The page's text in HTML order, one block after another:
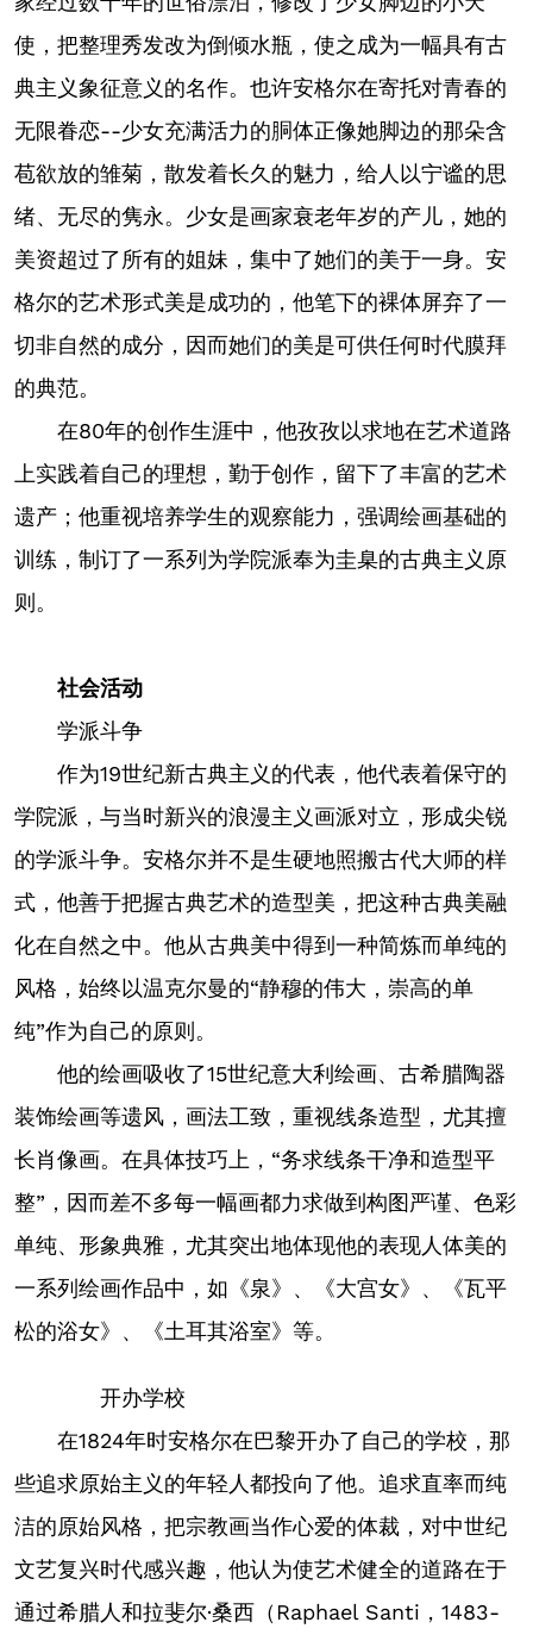
使，把整理秀发改为倒倾水瓶，使之成为一幅具有古
典主义象征意义的名作。也许安格尔在寄托对青春的
无限眷恋--少女充满活力的胴体正像她脚边的那朵含
苞欲放的雏菊，散发着长久的魅力，给人以宁谧的思
绪、无尽的隽永。少女是画家衰老年岁的产儿，她的
美资超过了所有的姐妹，集中了她们的美于一身。安
格尔的艺术形式美是成功的，他笔下的裸体屏弃了一
切非自然的成分，因而她们的美是可供任何时代膜拜
的典范。
在80年的创作生涯中，他孜孜以求地在艺术道路
上实践着自己的理想，勤于创作，留下了丰富的艺术
遗产；他重视培养学生的观察能力，强调绘画基础的
训练，制订了一系列为学院派奉为圭臬的古典主义原
则。
社会活动
学派斗争
作为19世纪新古典主义的代表，他代表着保守的
学院派，与当时新兴的浪漫主义画派对立，形成尖锐
的学派斗争。安格尔并不是生硬地照搬古代大师的样
式，他善于把握古典艺术的造型美，把这种古典美融
化在自然之中。他从古典美中得到一种简炼而单纯的
风格，始终以温克尔曼的“静穆的伟大，崇高的单
纯”作为自己的原则。
他的绘画吸收了15世纪意大利绘画、古希腊陶器
装饰绘画等遗风，画法工致，重视线条造型，尤其擅
长肖像画。在具体技巧上，“务求线条干净和造型平
整”，因而差不多每一幅画都力求做到构图严谨、色彩
单纯、形象典雅，尤其突出地体现他的表现人体美的
一系列绘画作品中，如《泉》、《大宫女》、《瓦平
松的浴女》、《土耳其浴室》等。
开办学校
在1824年时安格尔在巴黎开办了自己的学校，那
些追求原始主义的年轻人都投向了他。追求直率而纯
洁的原始风格，把宗教画当作心爱的体裁，对中世纪
文艺复兴时代感兴趣，他认为使艺术健全的道路在于
通过希腊人和拉斐尔·桑西（Raphael Santi，1483-